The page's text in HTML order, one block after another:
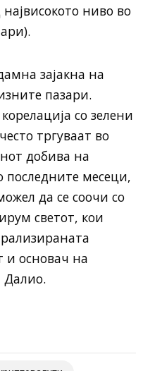
ниво во
зајакна на
пазари.
со зелени
тргуваат во
добива на
последните месеци,
да се соочи со
светот, кои
и основач на
Далио.